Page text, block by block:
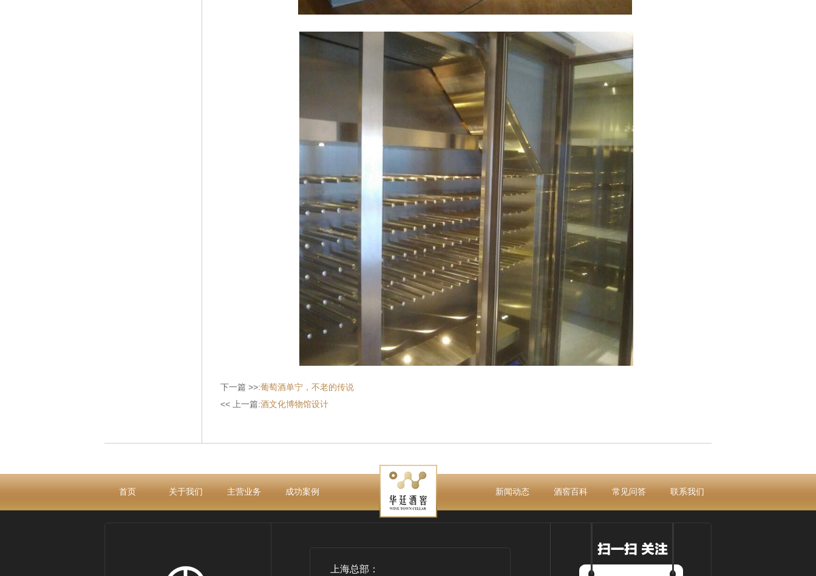
下一篇 >>:葡萄酒单宁，不老的传说
<< 上一篇:酒文化博物馆设计
首页 关于我们 主营业务 成功案例 新闻动态 酒窖百科 常见问答 联系我们
上海总部：